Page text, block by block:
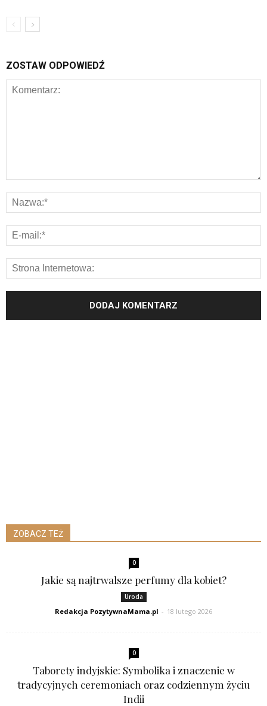
ZOSTAW ODPOWIEDŹ
ZOBACZ TEŻ
0
Jakie są najtrwalsze perfumy dla kobiet?
Uroda
Redakcja PozytywnaMama.pl - 18 lutego 2026
0
Taborety indyjskie: Symbolika i znaczenie w
tradycyjnych ceremoniach oraz codziennym życiu
Indii